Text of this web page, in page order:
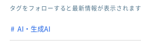
タグをフォローすると最新情報が表示されます
AI・生成AI